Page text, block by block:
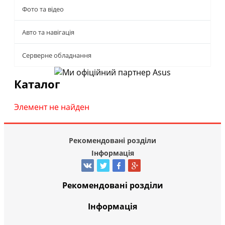
Фото та відео
Авто та навігація
Серверне обладнання
Каталог
Элемент не найден
Рекомендовані розділи
Інформація
Рекомендовані розділи
Інформація